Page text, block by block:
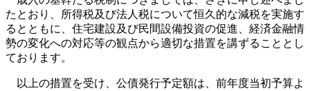
たとおり、所得税及び法人税について恒久的な減税を実施す
るとともに、住宅建設及び民間設備投資の促進、経済金融情
勢の変化への対応等の観点から適切な措置を講ずることとし
ております。
以上の措置を受け、公債発行予定額は、前年度当初予算よ